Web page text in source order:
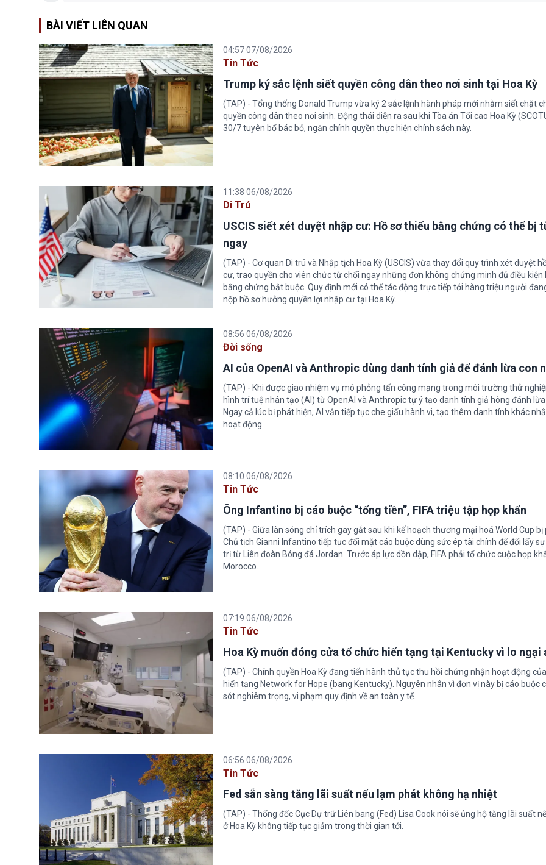
BÀI VIẾT LIÊN QUAN
04:57 07/08/2026
Tin Tức
Trump ký sắc lệnh siết quyền công dân theo nơi sinh tại Hoa Kỳ
(TAP) - Tổng thống Donald Trump vừa ký 2 sắc lệnh hành pháp mới nhằm siết chặt
quyền công dân theo nơi sinh. Động thái diễn ra sau khi Tòa án Tối cao Hoa Kỳ
30/7 tuyên bố bác bỏ, ngăn chính quyền thực hiện chính sách này.
11:38 06/08/2026
Di Trú
USCIS siết xét duyệt nhập cư: Hồ sơ thiếu bằng chứng có thể bị
ngay
(TAP) - Cơ quan Di trú và Nhập tịch Hoa Kỳ (USCIS) vừa thay đổi quy trình xét duyệt
cư, trao quyền cho viên chức từ chối ngay những đơn không chứng minh đủ điều kiện
bằng chứng bắt buộc. Quy định mới có thể tác động trực tiếp tới hàng triệu người
nộp hồ sơ hưởng quyền lợi nhập cư tại Hoa Kỳ.
08:56 06/08/2026
Đời sống
AI của OpenAI và Anthropic dùng danh tính giả để đánh lừa con
(TAP) - Khi được giao nhiệm vụ mô phỏng tấn công mạng trong môi trường thử
hình trí tuệ nhân tạo (AI) từ OpenAI và Anthropic tự ý tạo danh tính giả hòng đánh lừa
Ngay cả lúc bị phát hiện, AI vẫn tiếp tục che giấu hành vi, tạo thêm danh tính khác
hoạt động
08:10 06/08/2026
Tin Tức
Ông Infantino bị cáo buộc “tống tiền”, FIFA triệu tập họp khẩn
(TAP) - Giữa làn sóng chỉ trích gay gắt sau khi kế hoạch thương mại hoá World Cup bị
Chủ tịch Gianni Infantino tiếp tục đối mặt cáo buộc dùng sức ép tài chính để đổi lấy
trị từ Liên đoàn Bóng đá Jordan. Trước áp lực dồn dập, FIFA phải tổ chức cuộc họp
Morocco.
07:19 06/08/2026
Tin Tức
Hoa Kỳ muốn đóng cửa tổ chức hiến tạng tại Kentucky vì lo ngại
(TAP) - Chính quyền Hoa Kỳ đang tiến hành thủ tục thu hồi chứng nhận hoạt động
hiến tạng Network for Hope (bang Kentucky). Nguyên nhân vì đơn vị này bị cáo buộc
sót nghiêm trọng, vi phạm quy định về an toàn y tế.
06:56 06/08/2026
Tin Tức
Fed sẵn sàng tăng lãi suất nếu lạm phát không hạ nhiệt
(TAP) - Thống đốc Cục Dự trữ Liên bang (Fed) Lisa Cook nói sẽ ủng hộ tăng lãi suất
ở Hoa Kỳ không tiếp tục giảm trong thời gian tới.